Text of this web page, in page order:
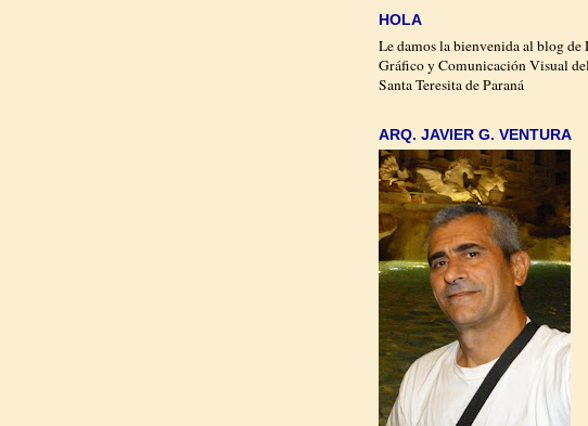
HOLA
Le damos la bienvenida al blog de
Gráfico y Comunicación Visual
Santa Teresita de Paraná
ARQ. JAVIER G. VENTURA